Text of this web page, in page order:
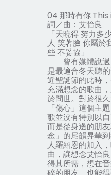
04 那時有你
詞／曲：艾怡良
「天曉得 努力多
人 笑著臉 你屬於
些 不妥協」
曾有媒體說過
是最適合冬天聽
近聖誕節的此時
充滿想念的歌曲
於問世。對於很
「傷心」這個主
歌並沒有特別以
而是從身邊的朋
念」的尾韻昇華
人羅紹恩的加入
曲，讓想念艾怡
得其所需，想在